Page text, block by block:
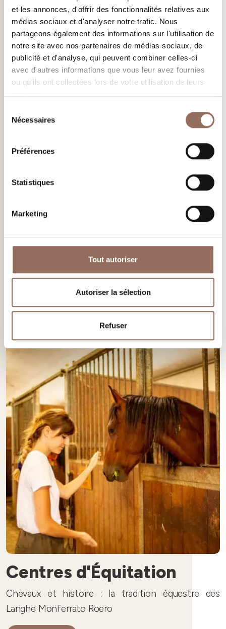
et les annonces, d'offrir des fonctionnalités relatives aux
médias sociaux et d'analyser notre trafic. Nous
partageons également des informations sur l'utilisation de
notre site avec nos partenaires de médias sociaux, de
publicité et d'analyse, qui peuvent combiner celles-ci
avec d'autres informations que vous leur avez fournies
ou qu'ils ont collectées lors de votre utilisation de leurs
Nécessaires
Préférences
Statistiques
Marketing
Tout autoriser
Autoriser la sélection
Refuser
ici toutes les informations :
En savoir plus
Centres d'Équitation
Chevaux et histoire : la tradition équestre des
Langhe Monferrato Roero